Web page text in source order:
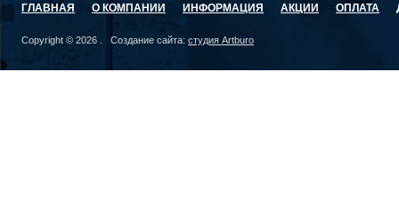
ГЛАВНАЯ О КОМПАНИИ ИНФОРМАЦИЯ АКЦИИ ОПЛАТА
Copyright © 2026 . Создание сайта: студия Artburo